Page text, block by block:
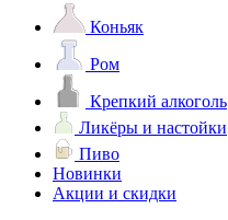
Коньяк
Ром
Крепкий алкоголь
Ликёры и настойки
Пиво
Новинки
Акции и скидки